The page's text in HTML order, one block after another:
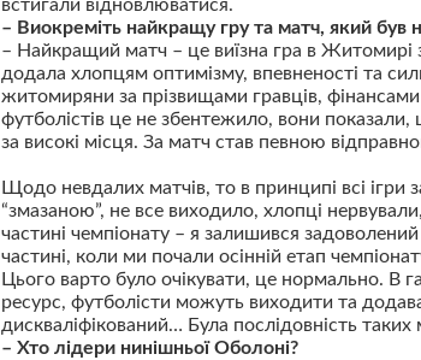
встигали відновлюватися.
– Виокреміть найкращу гру та матч, який був
– Найкращий матч – це виїзна гра в Житомирі
додала хлопцям оптимізму, впевненості та
житомиряни за прізвищами гравців,
футболістів це не збентежило, вони
за високі місця. За матч став певною
Щодо невдалих матчів, то в принципі всі
“змазаною”, не все виходило, хлопці
частині чемпіонату – я залишився
частині, коли ми почали осінній етап
Цього варто було очікувати, це нормально. В
ресурс, футболісти можуть виходити та
дискваліфікований… Була послідовність таких
– Хто лідери нинішньої Оболоні?